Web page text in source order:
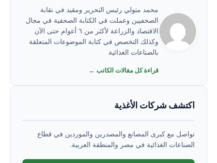
محمد متولي رئيس التحرير ومقيد في نقابة
الصحفيين وعملت في الكتابة الصحفية في مجال
الاقتصاد والزراعة لأكثر من ٦ أعوام حتى الآن
وكذلك التخصص في كتابة الموضوعات المتعلقة
بالصناعات الغذائية
قراءة كل مقالات الكاتب ←
اكتشف شركات الأغذية
تواصل مع كبرى المصانع والمصدرين والموردين في قطاع
الصناعات الغذائية في مصر والمنطقة العربية.